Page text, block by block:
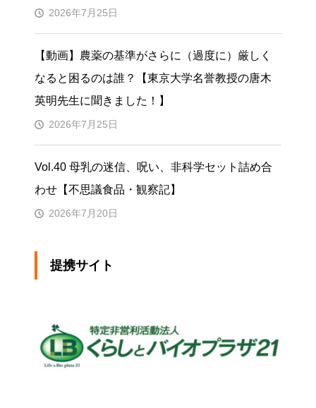
2026年7月25日
【動画】農薬の基準がさらに（過度に）厳しく
なると困るのは誰？【東京大学名誉教授の唐木
英明先生に聞きました！】
2026年7月25日
Vol.40 母乳の迷信、呪い、非科学セット詰め合
わせ【不思議食品・観察記】
2026年7月20日
提携サイト